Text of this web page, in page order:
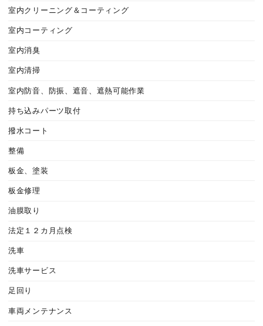
室内クリーニング＆コーティング
室内コーティング
室内消臭
室内清掃
室内防音、防振、遮音、遮熱可能作業
持ち込みパーツ取付
撥水コート
整備
板金、塗装
板金修理
油膜取り
法定１２カ月点検
洗車
洗車サービス
足回り
車両メンテナンス